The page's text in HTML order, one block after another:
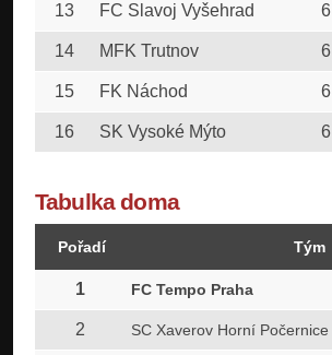
13 FC Slavoj Vyšehrad 6
14 MFK Trutnov 6
15 FK Náchod 6
16 SK Vysoké Mýto 6
Tabulka doma
Pořadí Tým
1 FC Tempo Praha
2 SC Xaverov Horní Počernice